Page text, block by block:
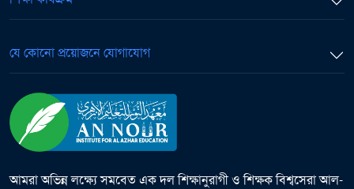
যে কোনো প্রয়োজনে যোগাযোগ
আমরা অভিন্ন লক্ষ্যে সমবেত এক দল শিক্ষানুরাগী ও শিক্ষক বিশ্বসেরা আল-